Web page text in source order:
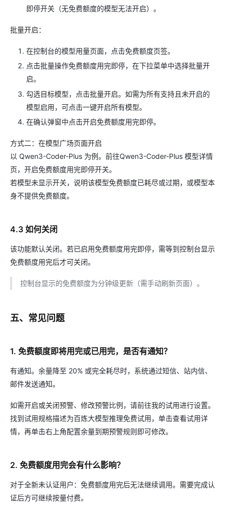
即停开关（无免费额度的模型无法开启）。
批量开启：
在控制台的模型用量页面，点击免费额度页签。
点击批量操作免费额度用完即停，在下拉菜单中选择批量开
启。
勾选目标模型，点击批量开启。如需为所有支持且未开启的
模型启用，可点击一键开启所有模型。
在确认弹窗中点击开启免费额度用完即停。
方式二：在模型广场页面开启
以 Qwen3-Coder-Plus 为例。前往Qwen3-Coder-Plus 模型详情
页，开启免费额度用完即停开关。
若模型未显示开关，说明该模型免费额度已耗尽或过期，或模型本
身不提供免费额度。
4.3 如何关闭
该功能默认关闭。若已启用免费额度用完即停，需等到控制台显示
免费额度用完后才可关闭。
控制台显示的免费额度为分钟级更新（需手动刷新页面）。
五、常见问题
1. 免费额度即将用完或已用完，是否有通知？
有通知。余量降至 20% 或完全耗尽时，系统通过短信、站内信、
邮件发送通知。
如需开启或关闭预警、修改预警比例，请前往我的试用进行设置。
找到试用规格描述为百炼大模型推理免费试用，单击查看试用详
情，再单击右上角配置余量到期预警规则即可修改。
2. 免费额度用完会有什么影响？
对于全新未认证用户：免费额度用完后无法继续调用。需要完成认
证后方可继续按量付费。